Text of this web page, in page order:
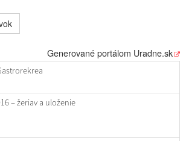
Generované portálom Uradne.sk
– žeriav a uloženie